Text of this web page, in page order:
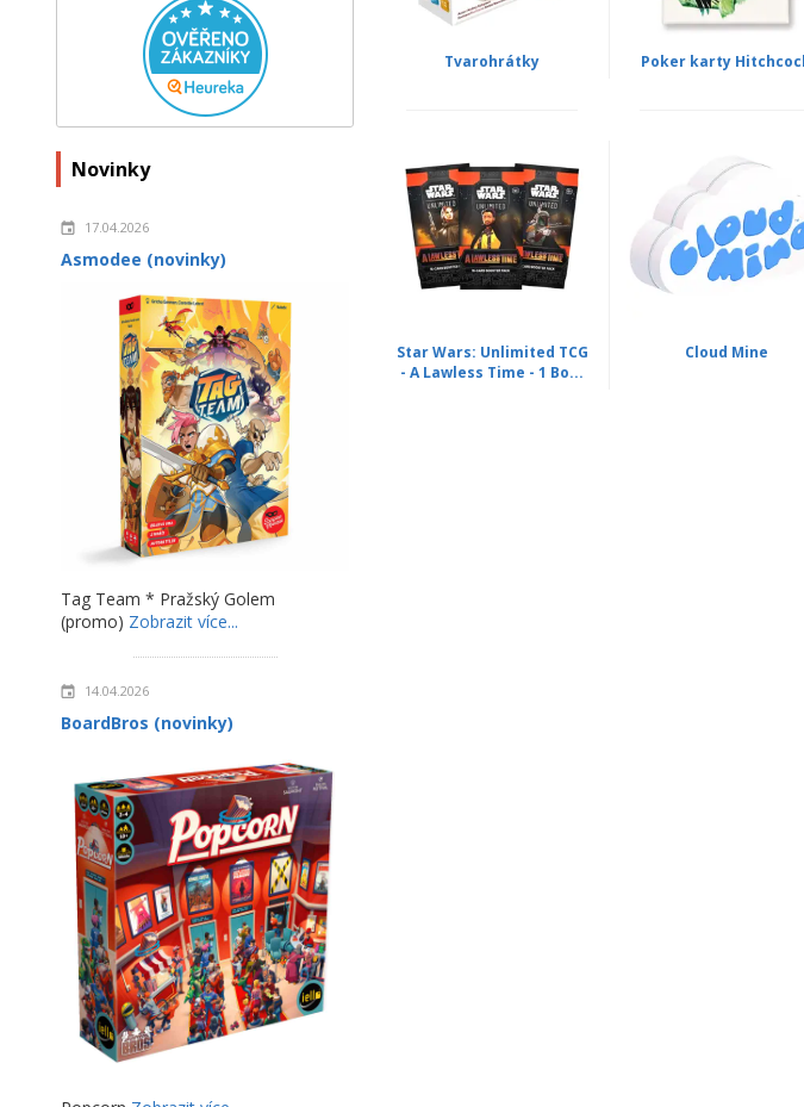
Novinky
17.04.2026
Asmodee (novinky)
Tag Team * Pražský Golem
(promo) Zobrazit více...
14.04.2026
BoardBros (novinky)
Tvarohrátky Poker karty
Star Wars: Unlimited TCG
- A Lawless Time - 1 Bo...
Cloud Mine